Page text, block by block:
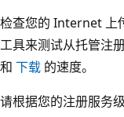
检查您的 Internet 上
工具来测试从托管注
和 下载 的速度。
请根据您的注册服务